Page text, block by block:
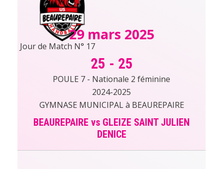
29 mars 2025
Jour de Match N° 17
25 - 25
POULE 7 - Nationale 2 féminine
2024-2025
GYMNASE MUNICIPAL à BEAUREPAIRE
BEAUREPAIRE vs GLEIZE SAINT JULIEN
DENICE